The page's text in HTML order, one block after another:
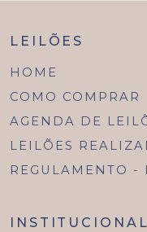
LEILÕES
HOME
COMO COMPRAR
AGENDA DE
LEILÕES
REGULAMENTO -
INSTITUCIONAL